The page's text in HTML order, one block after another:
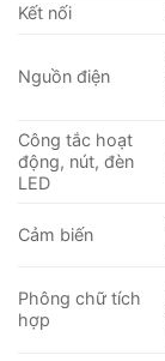
Kết nối
Nguồn điện
Công tắc hoạt
động, nút, đèn
LED
Cảm biến
Phông chữ tích
hợp